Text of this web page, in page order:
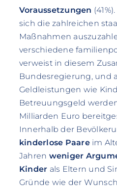
Voraussetzungen
sich die zahlreichen
Maßnahmen
verschiedene
verweist in diesem
Bundesregierung, und
Geldleistungen wie
Betreuungsgeld
Milliarden Euro
Innerhalb der
kinderlose Paareim
Jahren weniger
Kinder als Eltern und
Gründe wie der